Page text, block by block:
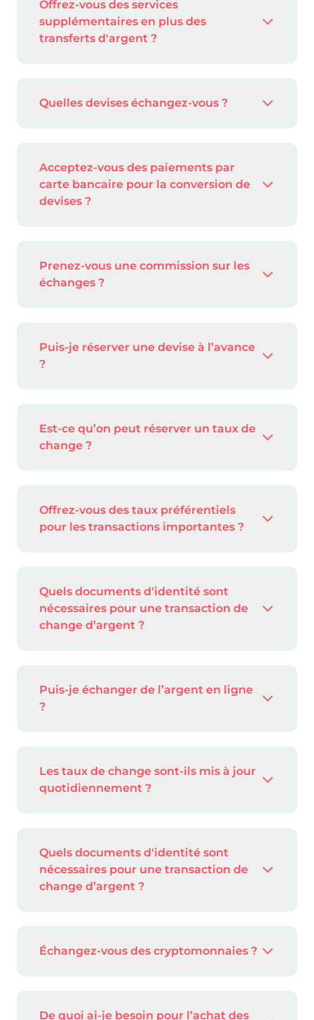
Offrez-vous des services
supplémentaires en plus des
transferts d'argent ?
Quelles devises échangez-vous ?
Acceptez-vous des paiements par
carte bancaire pour la conversion de
devises ?
Prenez-vous une commission sur les
échanges ?
Puis-je réserver une devise à l’avance
?
Est-ce qu’on peut réserver un taux de
change ?
Offrez-vous des taux préférentiels
pour les transactions importantes ?
Quels documents d'identité sont
nécessaires pour une transaction de
change d’argent ?
Puis-je échanger de l’argent en ligne
?
Les taux de change sont-ils mis à jour
quotidiennement ?
Quels documents d'identité sont
nécessaires pour une transaction de
change d’argent ?
Échangez-vous des cryptomonnaies ?
De quoi ai-je besoin pour l’achat des